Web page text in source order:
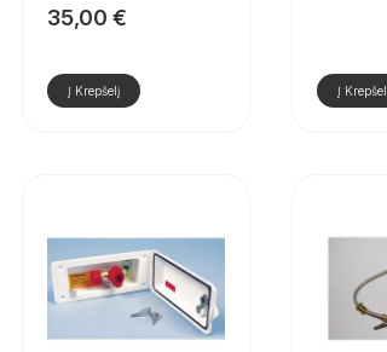
35,00 €
Į Krepšelį Į